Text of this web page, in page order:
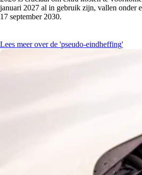
januari 2027 al in gebruik zijn, vallen onder
17 september 2030.
Lees meer over de 'pseudo-eindheffing'